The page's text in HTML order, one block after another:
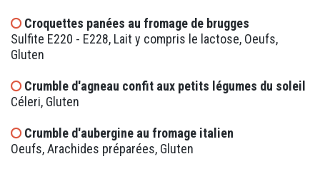
Croquettes panées au fromage de brugges
Sulfite E220 - E228, Lait y compris le lactose, Oeufs,
Gluten
Crumble d'agneau confit aux petits légumes du soleil
Céleri, Gluten
Crumble d'aubergine au fromage italien
Oeufs, Arachides préparées, Gluten